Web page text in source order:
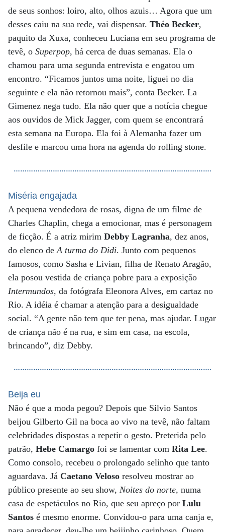
de seus sonhos: loiro, alto, olhos azuis… Agora que um
desses caiu na sua rede, vai dispensar. Théo Becker,
paquito da Xuxa, conheceu Luciana em seu programa de
tevê, o Superpop, há cerca de duas semanas. Ela o
chamou para uma segunda entrevista e engatou um
encontro. “Ficamos juntos uma noite, liguei no dia
seguinte e ela não retornou mais”, conta Becker. La
Gimenez nega tudo. Ela não quer que a notícia chegue
aos ouvidos de Mick Jagger, com quem se encontrará
esta semana na Europa. Ela foi à Alemanha fazer um
desfile e marcou uma hora na agenda do rolling stone.
……………………………………………………………………………….
Miséria engajada
A pequena vendedora de rosas, digna de um filme de
Charles Chaplin, chega a emocionar, mas é personagem
de ficção. É a atriz mirim Debby Lagranha, dez anos,
do elenco deA turma do Didi. Junto com pequenos
famosos, como Sasha e Livian, filha de Renato Aragão,
ela posou vestida de criança pobre para a exposição
Intermundos, da fotógrafa Eleonora Alves, em cartaz no
Rio. A idéia é chamar a atenção para a desigualdade
social. “A gente não tem que ter pena, mas ajudar. Lugar
de criança não é na rua, e sim em casa, na escola,
brincando”, diz Debby.
……………………………………………………………………………….
Beija eu
Não é que a moda pegou? Depois que Silvio Santos
beijou Gilberto Gil na boca ao vivo na tevê, não faltam
celebridades dispostas a repetir o gesto. Preterida pelo
patrão, Hebe Camargo foi se lamentar com Rita Lee.
Como consolo, recebeu o prolongado selinho que tanto
aguardava. Já Caetano Veloso resolveu mostrar ao
público presente ao seu show, Noites do norte, numa
casa de espetáculos no Rio, que seu apreço por Lulu
Santos é mesmo enorme. Convidou-o para uma canja e,